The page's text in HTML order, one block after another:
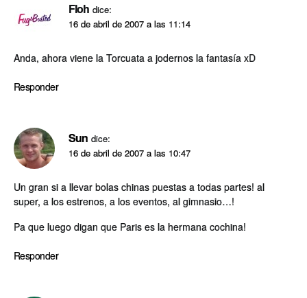
Floh dice:
16 de abril de 2007 a las 11:14
Anda, ahora viene la Torcuata a jodernos la fantasí­a xD
Responder
Sun dice:
16 de abril de 2007 a las 10:47
Un gran si a llevar bolas chinas puestas a todas partes! al
super, a los estrenos, a los eventos, al gimnasio…!
Pa que luego digan que Paris es la hermana cochina!
Responder